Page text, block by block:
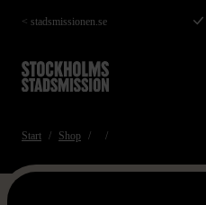
Hoppa
till
huvudinnehåll
< stadsmissionen.se
Start Shop